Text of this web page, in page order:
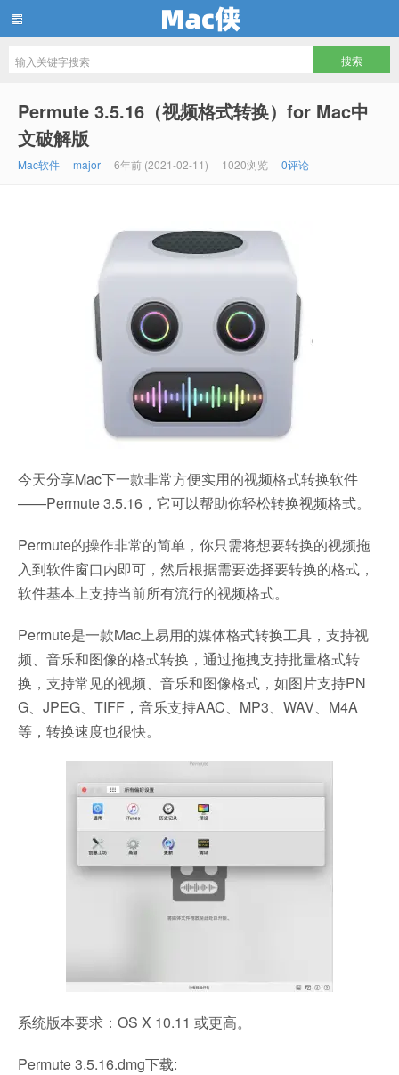
Permute 3.5.16（视频格式转换）for Mac中
文破解版
Mac软件 major 6年前 (2021-02-11) 1020浏览 0评论
今天分享Mac下一款非常方便实用的视频格式转换软件
——Permute 3.5.16，它可以帮助你轻松转换视频格式。
Permute的操作非常的简单，你只需将想要转换的视频拖
入到软件窗口内即可，然后根据需要选择要转换的格式，
软件基本上支持当前所有流行的视频格式。
Permute是一款Mac上易用的媒体格式转换工具，支持视
频、音乐和图像的格式转换，通过拖拽支持批量格式转
换，支持常见的视频、音乐和图像格式，如图片支持PN
G、JPEG、TIFF，音乐支持AAC、MP3、WAV、M4A
等，转换速度也很快。
系统版本要求：OS X 10.11 或更高。
Permute 3.5.16.dmg下载: